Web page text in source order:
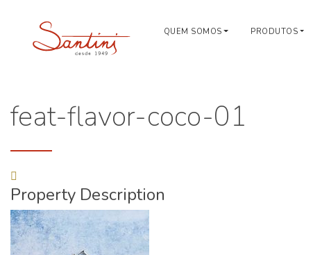
QUEM SOMOS PRODUTOS
feat-flavor-coco-01
Property Description